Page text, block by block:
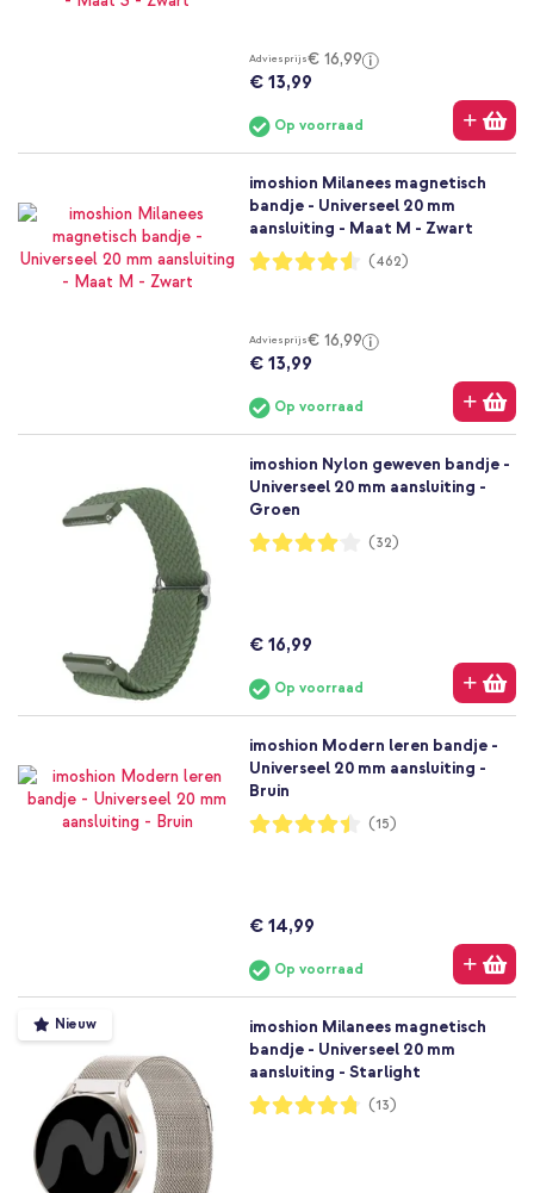
Adviesprijs€ 16,99
€ 13,99
Op voorraad
imoshion Milanees magnetisch
bandje - Universeel 20 mm
aansluiting - Maat M - Zwart
Waardering:
91%
(462)
Adviesprijs€ 16,99
€ 13,99
Op voorraad
imoshion Nylon geweven bandje -
Universeel 20 mm aansluiting -
Groen
Waardering:
81%
(32)
€ 16,99
Op voorraad
imoshion Modern leren bandje -
Universeel 20 mm aansluiting -
Bruin
Waardering:
88%
(15)
€ 14,99
Op voorraad
Nieuw
imoshion Milanees magnetisch
bandje - Universeel 20 mm
aansluiting - Starlight
Waardering:
95%
(13)